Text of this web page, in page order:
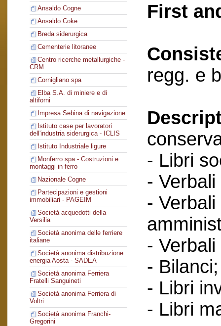
Ansaldo Cogne
Ansaldo Coke
Breda siderurgica
Cementerie litoranee
Centro ricerche metallurgiche -
CRM
Cornigliano spa
Elba S.A. di miniere e di
altiforni
Impresa Sebina di navigazione
Istituto case per lavoratori
dell'industria siderurgica - ICLIS
Istituto Industriale ligure
Monferro spa - Costruzioni e
montaggi in ferro
Nazionale Cogne
Partecipazioni e gestioni
immobiliari - PAGEIM
Società acquedotti della
Versilia
Società anonima delle ferriere
italiane
Società anonima distribuzione
energia Aosta - SADEA
Società anonima Ferriera
Fratelli Sanguineti
Società anonima Ferriera di
Voltri
Società anonima Franchi-
Gregorini
First
regg. e
- Libri
-
-
-
-
- Libri
- Libri